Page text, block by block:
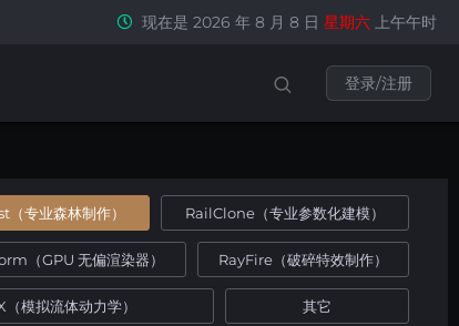
现在是 2026 年 8 月 8 日 星期六 上午午时
登录/注册
（专业森林制作） RailClone（专业参数化建模）
（GPU 无偏渲染器） RayFire（破碎特效制作）
模拟流体动力学） 其它